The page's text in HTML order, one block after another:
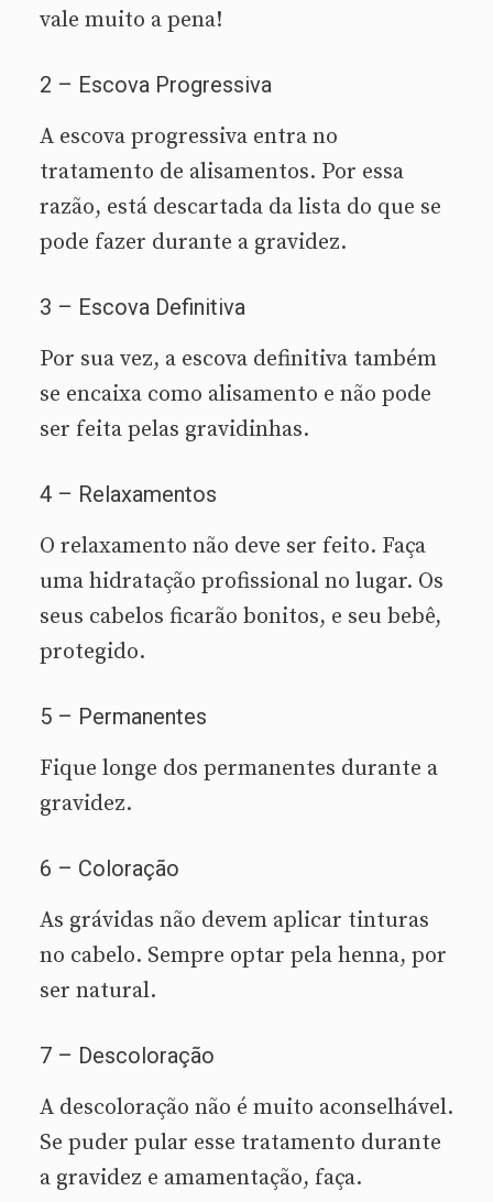
vale muito a pena!
2 – Escova Progressiva
A escova progressiva entra no
tratamento de alisamentos. Por essa
razão, está descartada da lista do que se
pode fazer durante a gravidez.
3 – Escova Definitiva
Por sua vez, a escova definitiva também
se encaixa como alisamento e não pode
ser feita pelas gravidinhas.
4 – Relaxamentos
O relaxamento não deve ser feito. Faça
uma hidratação profissional no lugar. Os
seus cabelos ficarão bonitos, e seu bebê,
protegido.
5 – Permanentes
Fique longe dos permanentes durante a
gravidez.
6 – Coloração
As grávidas não devem aplicar tinturas
no cabelo. Sempre optar pela henna, por
ser natural.
7 – Descoloração
A descoloração não é muito aconselhável.
Se puder pular esse tratamento durante
a gravidez e amamentação, faça.